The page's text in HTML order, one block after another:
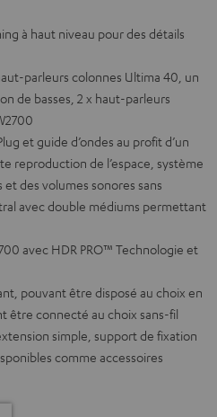
à haut niveau pour des détails
parleurs colonnes Ultima 40, un
de basses, 2 x haut-parleurs
et guide d’ondes au profit d’un
reproduction de l’espace, système
des volumes sonores sans
avec double médiums permettant
avec HDR PRO™ Technologie et
pouvant être disposé au choix en
être connecté au choix sans-fil
simple, support de fixation
comme accessoires